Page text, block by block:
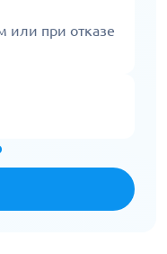
или при отказе